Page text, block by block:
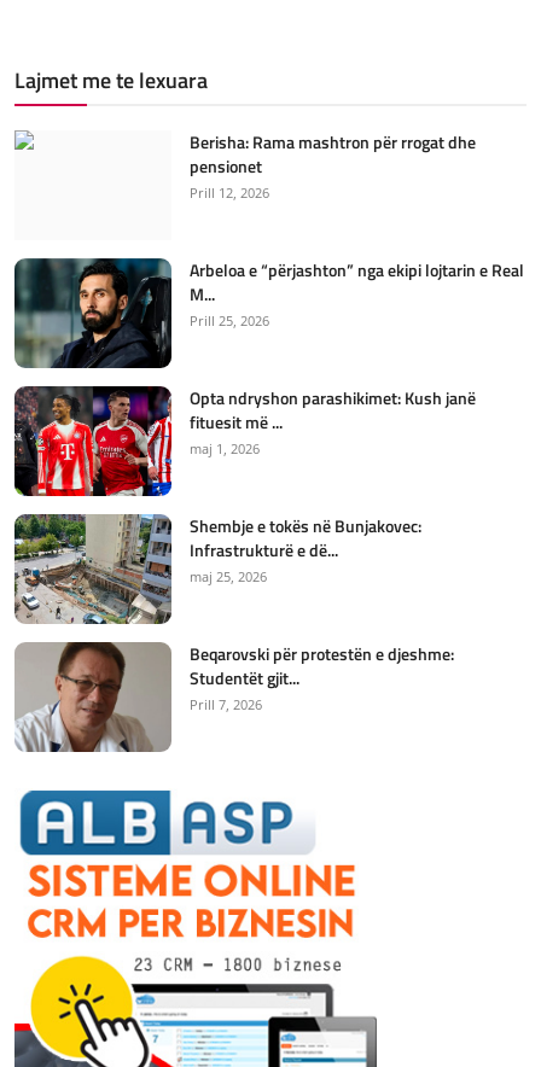
Lajmet me te lexuara
Berisha: Rama mashtron për rrogat dhe
pensionet
Prill 12, 2026
Arbeloa e “përjashton” nga ekipi lojtarin e Real
M...
Prill 25, 2026
Opta ndryshon parashikimet: Kush janë
fituesit më ...
maj 1, 2026
Shembje e tokës në Bunjakovec:
Infrastrukturë e dë...
maj 25, 2026
Beqarovski për protestën e djeshme:
Studentët gjit...
Prill 7, 2026